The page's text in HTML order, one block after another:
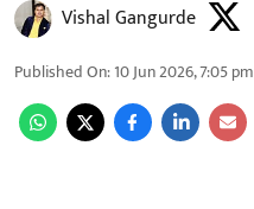
Vishal Gangurde
Published On:10 Jun 2026, 7:05 pm